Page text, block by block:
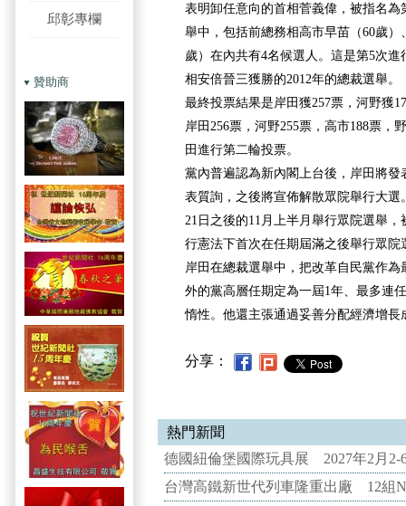
邱彰專欄
贊助商
表明卸任意向的首相菅義偉，被指名為
舉中，包括前總務相高市早苗（60歲
歲）在內共有4名候選人。這是第5次
相安倍晉三獲勝的2012年的總裁選舉。
最終投票結果是岸田獲257票，河野獲
岸田256票，河野255票，高市188票，
田進行第二輪投票。
黨內普遍認為新內閣上台後，岸田將
表質詢，之後將宣佈解散眾院舉行大選
21日之後的11月上半月舉行眾院選舉
行憲法下首次在任期屆滿之後舉行眾院
岸田在總裁選舉中，把改革自民黨作
外的黨高層任期定為一屆1年、最多連
惰性。他還主張通過妥善分配經濟增長
分享：
熱門新聞
德國紐倫堡國際玩具展 2027年2月2-
台灣高鐵新世代列車隆重出廠 12組